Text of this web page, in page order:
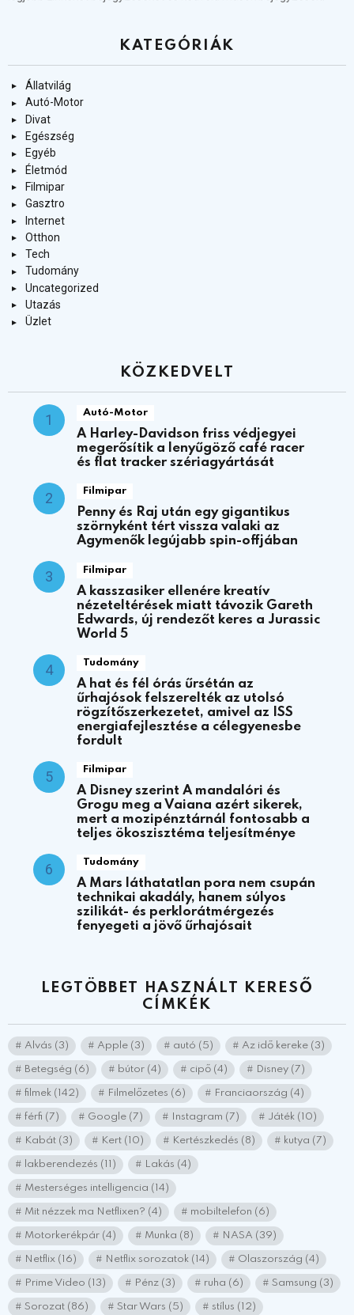
KATEGÓRIÁK
Állatvilág
Autó-Motor
Divat
Egészség
Egyéb
Életmód
Filmipar
Gasztro
Internet
Otthon
Tech
Tudomány
Uncategorized
Utazás
Üzlet
KÖZKEDVELT
Autó-Motor
A Harley-Davidson friss védjegyei
megerősítik a lenyűgöző café racer
és flat tracker szériagyártását
Filmipar
Penny és Raj után egy gigantikus
szörnyként tért vissza valaki az
Agymenők legújabb spin-offjában
Filmipar
A kasszasiker ellenére kreatív
nézeteltérések miatt távozik Gareth
Edwards, új rendezőt keres a Jurassic
World 5
Tudomány
A hat és fél órás űrsétán az
űrhajósok felszerelték az utolsó
rögzítőszerkezetet, amivel az ISS
energiafejlesztése a célegyenesbe
fordult
Filmipar
A Disney szerint A mandalóri és
Grogu meg a Vaiana azért sikerek,
mert a mozipénztárnál fontosabb a
teljes ökoszisztéma teljesítménye
Tudomány
A Mars láthatatlan pora nem csupán
technikai akadály, hanem súlyos
szilikát- és perklorátmérgezés
fenyegeti a jövő űrhajósait
LEGTÖBBET HASZNÁLT KERESŐ
CÍMKÉK
Alvás (3) Apple (3) autó (5) Az idő kereke (3)
Betegség (6) bútor (4) cipő (4) Disney (7)
filmek (142) Filmelőzetes (6) Franciaország (4)
férfi (7) Google (7) Instagram (7) Játék (10)
Kabát (3) Kert (10) Kertészkedés (8) kutya (7)
lakberendezés (11) Lakás (4)
Mesterséges intelligencia (14)
Mit nézzek ma Netflixen? (4) mobiltelefon (6)
Motorkerékpár (4) Munka (8) NASA (39)
Netflix (16) Netflix sorozatok (14) Olaszország (4)
Prime Video (13) Pénz (3) ruha (6) Samsung (3)
Sorozat (86) Star Wars (5) stílus (12)